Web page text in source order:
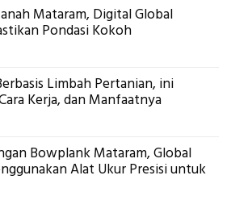
Mataram, Digital Global
Pondasi Kokoh
Limbah Pertanian, ini
Kerja, dan Manfaatnya
Bowplank Mataram, Global
Alat Ukur Presisi untuk